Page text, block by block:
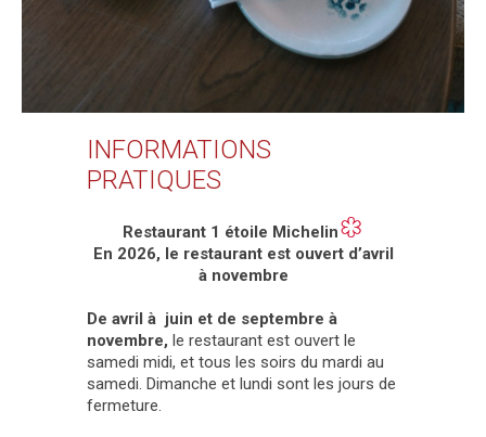
INFORMATIONS
PRATIQUES
Restaurant 1 étoile Michelin
En 2026, le restaurant est ouvert d’avril
à novembre
De avril à juin et de septembre à
novembre, le restaurant est ouvert le
samedi midi, et tous les soirs du mardi au
samedi. Dimanche et lundi sont les jours de
fermeture.